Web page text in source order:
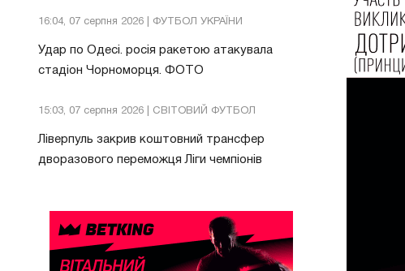
16:04, 07 серпня 2026 | ФУТБОЛ УКРАЇНИ
Удар по Одесі. росія ракетою атакувала
стадіон Чорноморця. ФОТО
15:03, 07 серпня 2026 | СВІТОВИЙ ФУТБОЛ
Ліверпуль закрив коштовний трансфер
дворазового переможця Ліги чемпіонів